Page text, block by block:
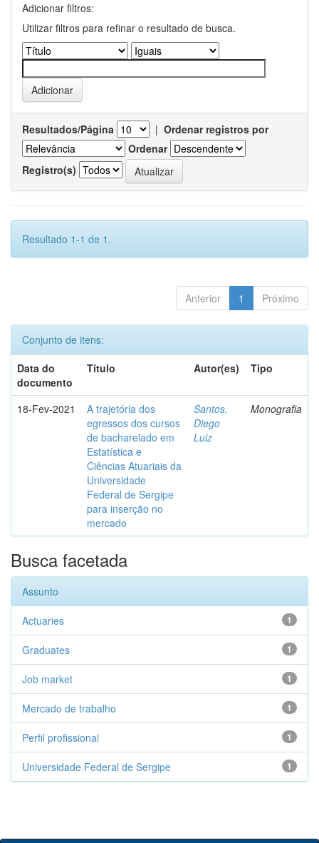
Adicionar filtros:
Utilizar filtros para refinar o resultado de busca.
Resultados/Página | Ordenar registros por
Ordenar
Registro(s)
Resultado 1-1 de 1.
Anterior 1 Próximo
Conjunto de itens:
Data do
documento
Título Autor(es) Tipo
18-Fev-2021
A trajetória dos
egressos dos cursos
de bacharelado em
Estatística e
Ciências Atuariais da
Universidade
Federal de Sergipe
para inserção no
mercado
Santos,
Diego
Luiz
Monografia
Busca facetada
Assunto
1
Actuaries
1
Graduates
1
Job market
1
Mercado de trabalho
1
Perfil profissional
1
Universidade Federal de Sergipe